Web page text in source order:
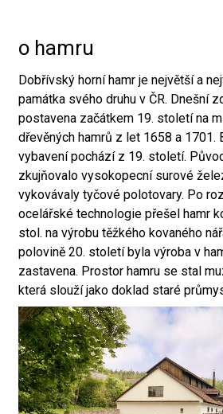
o hamru
Dobřívský horní hamr je největší a
památka svého druhu v ČR. Dnešní
postavena začátkem 19. století na
dřevěných hamrů z let 1658 a 1701.
vybavení pochází z 19. století.
zkujňovalo vysokopecní surové
vykovávaly tyčové polotovary. Po
ocelářské technologie přešel hamr
stol. na výrobu těžkého kovaného
polovině 20. století byla výroba v
zastavena. Prostor hamru se stal
která slouží jako doklad staré